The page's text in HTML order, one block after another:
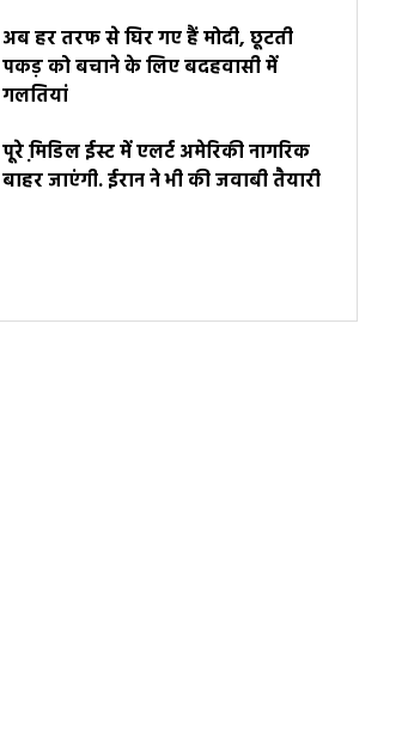
अब हर तरफ से घिर गए हैं मोदी, छूटती
पकड़ को बचाने के लिए बदहवासी में
गलतियां
पूरे मि़डिल ईस्ट में एलर्ट अमेरिकी नागरिक
बाहर जाएंगी. ईरान ने भी की जवाबी तैयारी